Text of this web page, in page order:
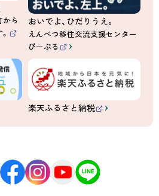
ら
部
サ
イ
）
おいでよ、ひだりうえ。
えんべつ移住交流支援センター
ぴーぷる
（
部
サ
イ
ト
）
楽天ふるさと納税
外
）